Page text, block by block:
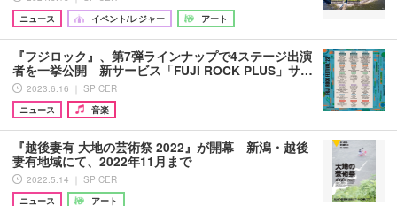
ニュース
イベント/レジャー アート
『フジロック』、第7弾ラインナップで4ステージ出演
者を一挙公開 新サービス「FUJI ROCK PLUS」サ…
2023.6.16 ｜ SPICER
ニュース
音楽
『越後妻有 大地の芸術祭 2022』が開幕 新潟・越後
妻有地域にて、2022年11月まで
2022.5.14 ｜ SPICER
ニュース
アート